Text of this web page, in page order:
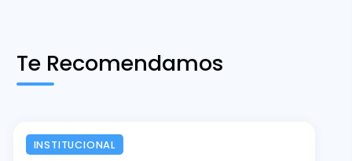
Te Recomendamos
INSTITUCIONAL